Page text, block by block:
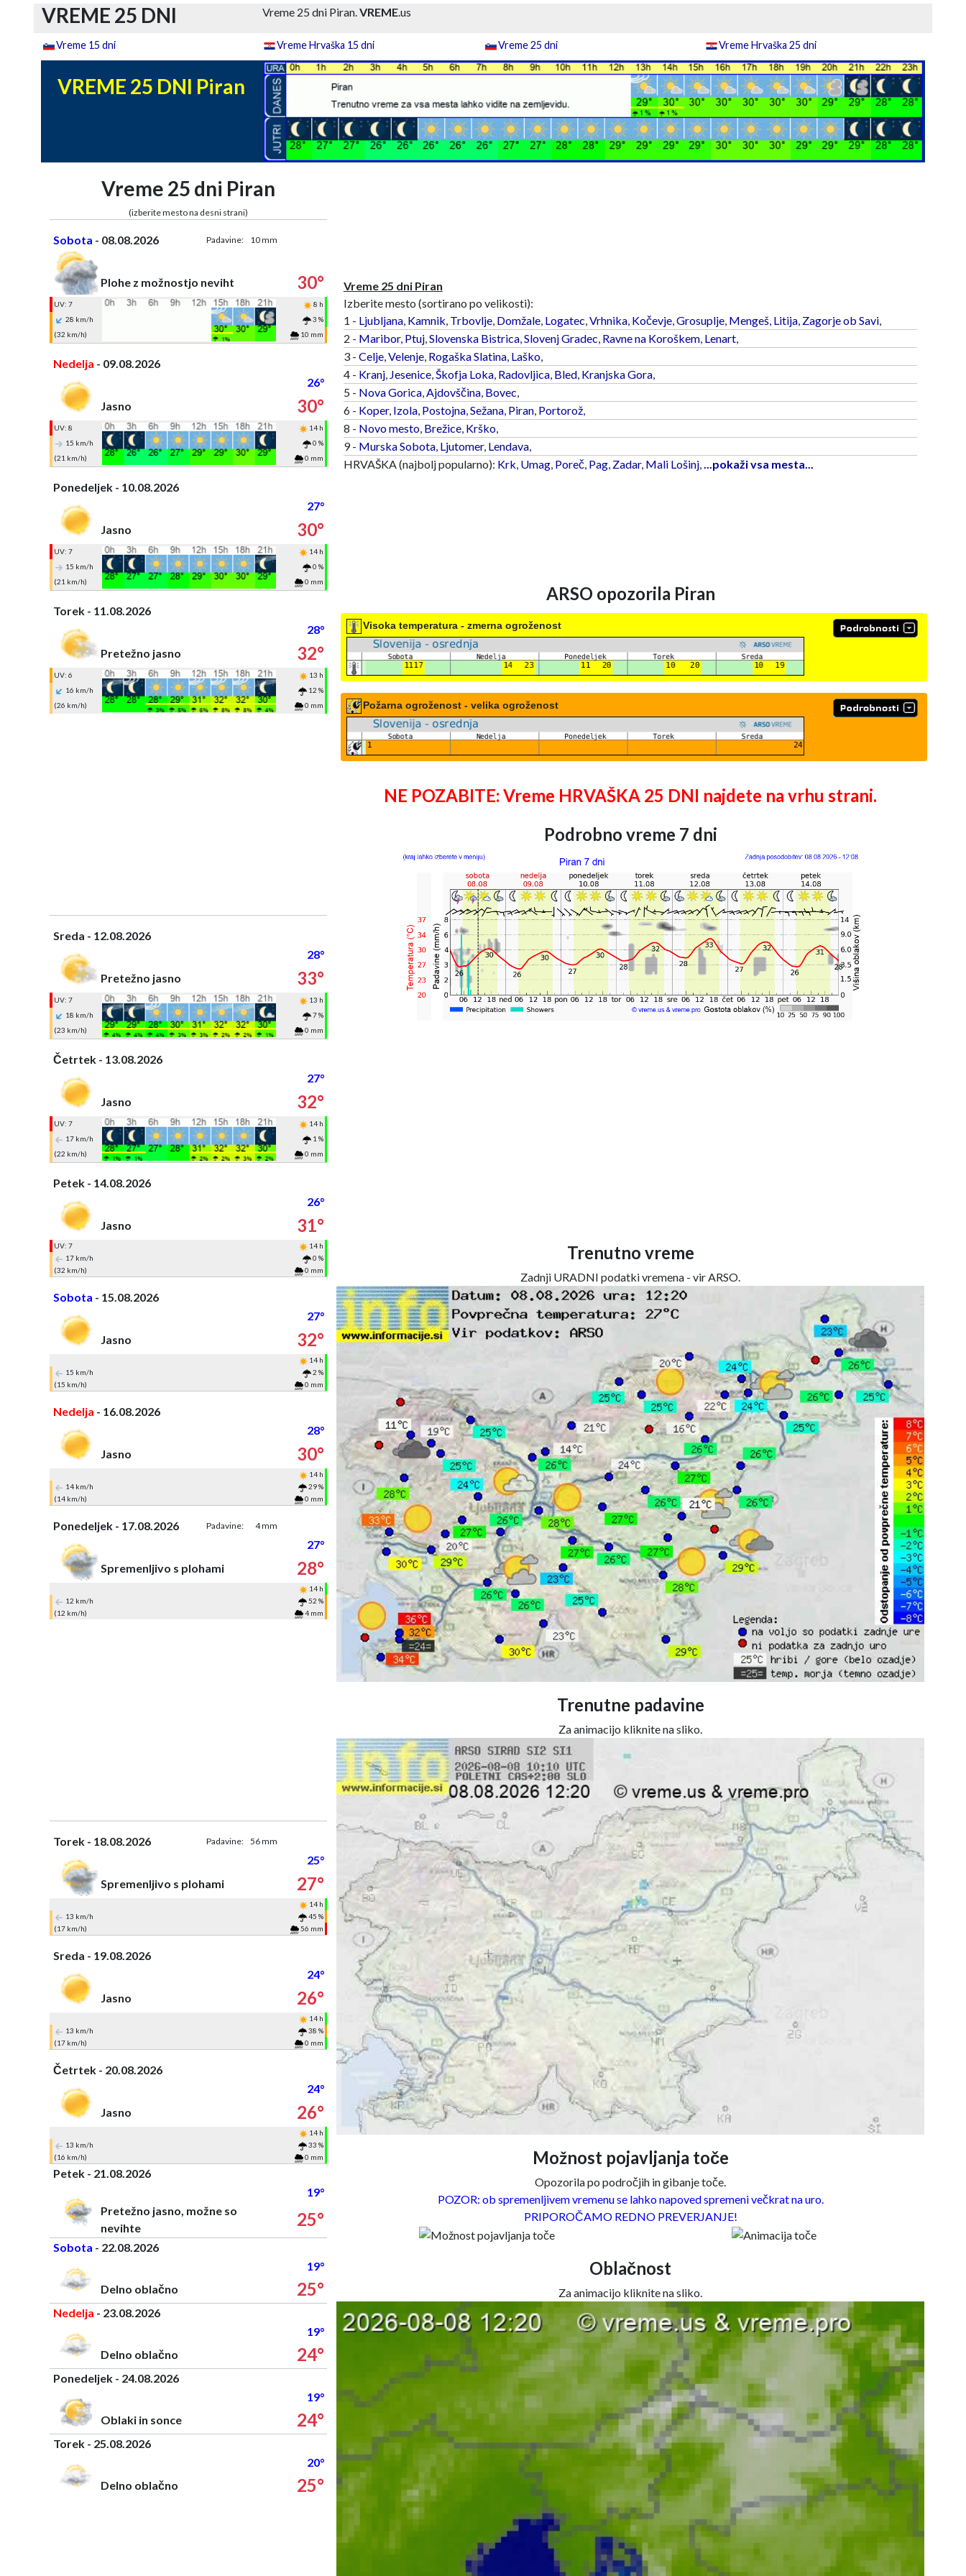
VREME 25 DNI Vreme 25 dni Piran.VREME.us
Vreme 15 dni Vreme Hrvaška 15 dni Vreme 25 dni Vreme Hrvaška 25 dni
VREME 25 DNI Piran
Vreme 25 dni Piran
(izberite mesto na desni strani)
Sobota - 08.08.2026 Padavine: 10 mm
Plohe z možnostjo neviht 30°
UV: 7
8 h
28 km/h
3 %
(32 km/h)
10 mm
Nedelja - 09.08.2026
26°
Jasno
30°
UV: 8
14 h
15 km/h
0 %
(21 km/h)
0 mm
Ponedeljek - 10.08.2026
27°
Jasno
30°
UV: 7
14 h
15 km/h
0 %
(21 km/h)
0 mm
Torek - 11.08.2026
28°
Pretežno jasno
32°
UV: 6
13 h
16 km/h
12 %
(26 km/h)
0 mm
Sreda - 12.08.2026
28°
Pretežno jasno
33°
UV: 7
13 h
18 km/h
7 %
(23 km/h)
0 mm
Četrtek - 13.08.2026
27°
Jasno
32°
UV: 7
14 h
17 km/h
1 %
(22 km/h)
0 mm
Petek - 14.08.2026
26°
Jasno
31°
UV: 7
14 h
17 km/h
0 %
(32 km/h)
0 mm
Sobota - 15.08.2026
27°
Jasno
32°
14 h
15 km/h
2 %
(15 km/h)
0 mm
Nedelja - 16.08.2026
28°
Jasno
30°
14 h
14 km/h
29 %
(14 km/h)
0 mm
Ponedeljek - 17.08.2026 Padavine: 4 mm
27°
Spremenljivo s plohami
28°
14 h
12 km/h
52 %
(12 km/h)
4 mm
Torek - 18.08.2026 Padavine: 56 mm
25°
Spremenljivo s plohami
27°
14 h
13 km/h
45 %
(17 km/h)
56 mm
Sreda - 19.08.2026
24°
Jasno
26°
14 h
13 km/h
38 %
(17 km/h)
0 mm
Četrtek - 20.08.2026
24°
Jasno
26°
14 h
13 km/h
33 %
(16 km/h)
0 mm
Petek - 21.08.2026
19°
Pretežno jasno, možne so
nevihte
25°
Sobota - 22.08.2026
19°
Delno oblačno
25°
Nedelja - 23.08.2026
19°
Delno oblačno
24°
Ponedeljek - 24.08.2026
19°
Oblaki in sonce
24°
Torek - 25.08.2026
20°
Delno oblačno
25°
Vreme 25 dni Piran
Izberite mesto (sortirano po velikosti):
1 - Ljubljana, Kamnik, Trbovlje, Domžale, Logatec,Vrhnika, Kočevje,Grosuplje, Mengeš, Litija, Zagorje ob Savi,
2 - Maribor, Ptuj,Slovenska Bistrica,Slovenj Gradec, Ravne na Koroškem, Lenart,
3 - Celje,Velenje, Rogaška Slatina, Laško,
4 - Kranj, Jesenice,Škofja Loka, Radovljica, Bled, Kranjska Gora,
5 - Nova Gorica,Ajdovščina, Bovec,
6 - Koper, Izola, Postojna,Sežana, Piran, Portorož,
8 - Novo mesto, Brežice, Krško,
9 - Murska Sobota, Ljutomer, Lendava,
HRVAŠKA (najbolj popularno): Krk, Umag, Poreč, Pag, Zadar, Mali Lošinj,...pokaži vsa mesta...
ARSO opozorila Piran
Visoka temperatura - zmerna ogroženost
Požarna ogroženost - velika ogroženost
NE POZABITE: Vreme HRVAŠKA 25 DNI najdete na vrhu strani.
Podrobno vreme 7 dni
Trenutno vreme
Zadnji URADNI podatki vremena - vir ARSO.
Trenutne padavine
Za animacijo kliknite na sliko.
Možnost pojavljanja toče
Opozorila po področjih in gibanje toče.
POZOR: ob spremenljivem vremenu se lahko napoved spremeni večkrat na uro.
PRIPOROČAMO REDNO PREVERJANJE!
Oblačnost
Za animacijo kliknite na sliko.